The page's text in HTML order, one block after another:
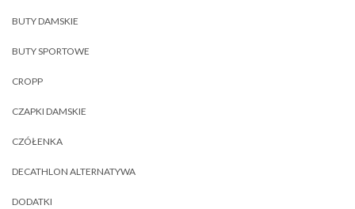
BUTY DAMSKIE
BUTY SPORTOWE
CROPP
CZAPKI DAMSKIE
CZÓŁENKA
DECATHLON ALTERNATYWA
DODATKI